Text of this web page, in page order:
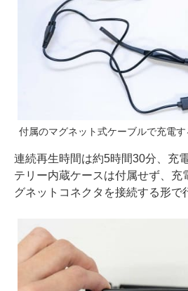
付属のマグネット式ケーブルで充電す
連続再生時間は約5時間30分、充
テリー内蔵ケースは付属せず、充
グネットコネクタを接続する形で